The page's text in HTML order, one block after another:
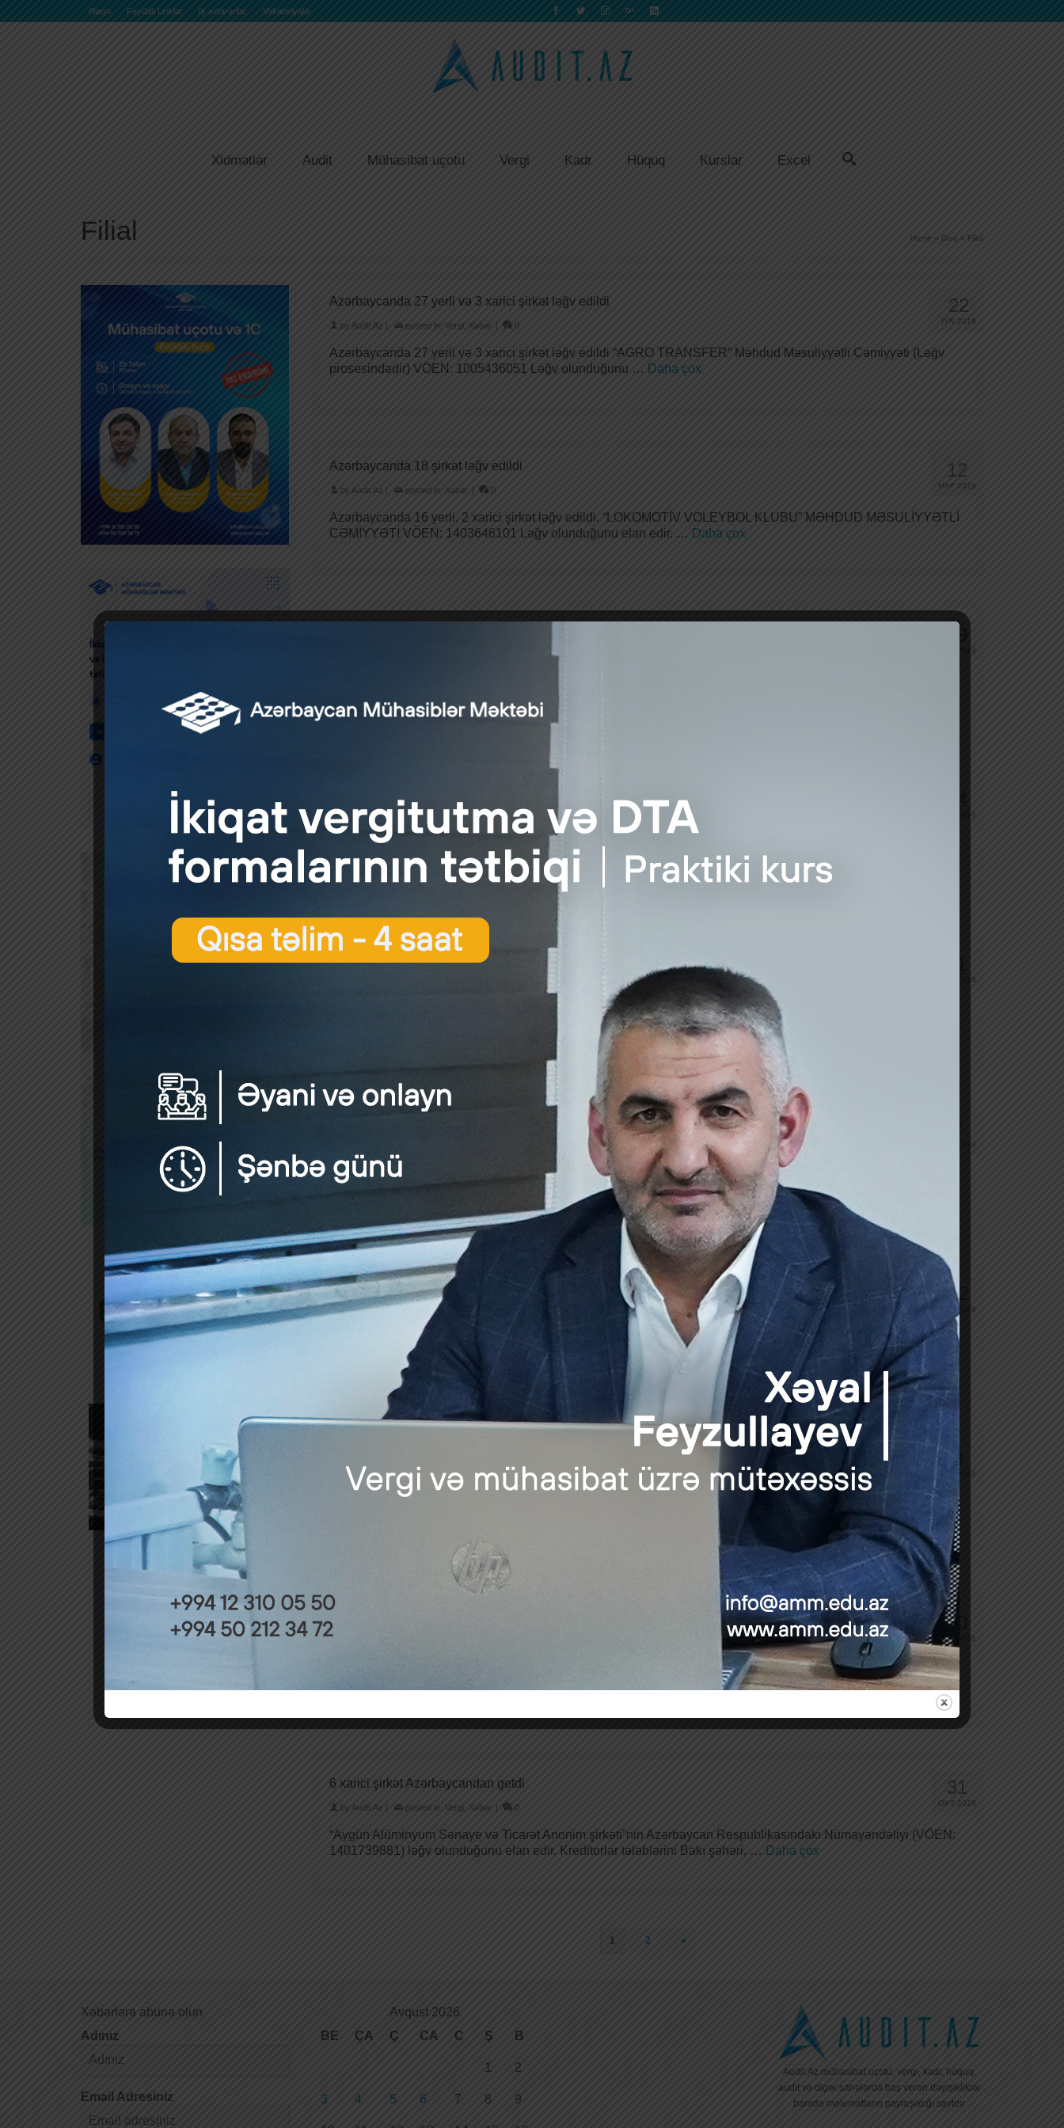
Əlaqə Faydalı Linklər İş axtaranlar Vakansiyalar
Xidmətlər Audit Mühasibat uçotu Vergi Kadr Hüquq Kurslar Excel
Filial Home » Blog » Filial
22
İYN 2019
Azərbaycanda 27 yerli və 3 xarici şirkət ləğv edildi
by Audit.Az | posted in: Vergi Xəbər | 0
Azərbaycanda 27 yerli və 3 xarici şirkət ləğv edildi “AGRO TRANSFER” Məhdud Məsuliyyətli Cəmiyyəti (Ləğv
prosesindədir) VÖEN: 1005436051 Ləğv olunduğunu … Daha çox
12
MAY 2019
Azərbaycanda 18 şirkət ləğv edildi
by Audit.Az | posted in: Xəbər | 0
Azərbaycanda 16 yerli, 2 xarici şirkət ləğv edildi. “LOKOMOTİV VOLEYBOL KLUBU” MƏHDUD MƏSULİYYƏTLİ
CƏMİYYƏTİ VÖEN: 1403646101 Ləğv olunduğunu elan edir. … Daha çox
APR 2019
APR 2019
by Audit.Az | Xəbər | 0
Azərbaycanda 20 yerli 3 xarici şirkət ləğv edildi. “ZƏMBUR” MƏHDUD MƏSULİYYƏTLİ CƏMİYYƏTİ VÖEN:
1501935021 Ləğv olunduğunu elan edir. Kreditorlar …Daha çox
MAR 2019
Azərbaycanda 15 yerli, 2 xarici şirkət ləğv olundu
Azərbaycanda 15 yerli, 2 xarici şirkət ləğv olundu. “KÜR İNŞAAT-R” MƏHDUD MƏSULİYYƏTLİ CƏMİYYƏTİ
VÖEN: 1100521141 Ləğv olunduğunu elan edir. Kreditorlar …Daha çox
MAR 2019
Azərbaycanda 13 yerli və 2 xarici şirkət ləğv olundu. “Green Park Shamkir” MMC VÖEN: 8501328041 Ləğv
22
YAN 2019
Azərbaycanda 43 yerli, 4 xarici şirkət ləğv olundu
byAudit.Az posted in: Xəbər
“SU-11” MƏHDUD MƏSULİYYƏTLİ CƏMİYYƏTİ VÖEN: 7000404701 Ləğv olunduğunu elan edir. Kreditorlar iki
ay ərzində tələblərini Salyan şəhəri, (Bakı-Astara yolu) EQA …
Daha çox
3
DEK 2018
Vergi ödəyicisinin filialının və ya nümayəndəliyinin uçot məlumatlarının dəyişdirilməsi
byAudit.Az| posted in:Vergi, Xəbər |
Xidmətin adı: Vergi ödəyicisinin filialının və ya nümayəndəliyinin uçot məlumatlarının dəyişdirilməsi; Xidmətin
30
NOY 2018
3 xarici şirkət daha Azərbaycandan getdi
Azərbaycanda 3 xarici şirkət ləğv olundu “Multivac Export AG” şirkətinin Azərbaycan Respublikasındakı
nümayəndəliyi (VÖEN: 1302266071) ləğv olunduğunu elan edir. Kreditorlar iki …Daha çox
31
OKT 2018
6 xarici şirkət Azərbaycandan getdi
by Audit.Az | posted in: Vergi Xəbər | 0
“Aygün Alüminyum Sənaye və Ticarət Anonim şirkəti”nin Azərbaycan Respublikasındakı Nümayəndəliyi (VÖEN:
1401739881) ləğv olunduğunu elan edir. Kreditorlar tələblərini Bakı şəhəri, … Daha çox
1 2 »
Xəbərlərə abunə olun
Adınız
Email Adresiniz
Avqust 2026
BE
ÇA Ç CA C Ş B
1 2
3 4 5 6 7 8 9
Audit.Az mühasibat uçotu, vergi, kadr, hüquq,
audit və digər sahələrdə baş verən dəyişikliklər
barədə məlumatların paylaşıldığı saytdır